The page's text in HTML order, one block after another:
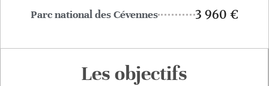
Parc national des Cévennes 3 960 €
Les objectifs